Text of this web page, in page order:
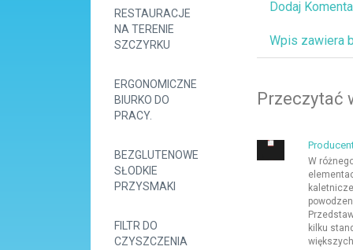
RESTAURACJE
NA TERENIE
SZCZYRKU
ERGONOMICZNE
BIURKO DO
PRACY.
BEZGLUTENOWE
SŁODKIE
PRZYSMAKI
FILTR DO
CZYSZCZENIA
Dodaj
Wpis zawiera
Przeczytać
W
kilku